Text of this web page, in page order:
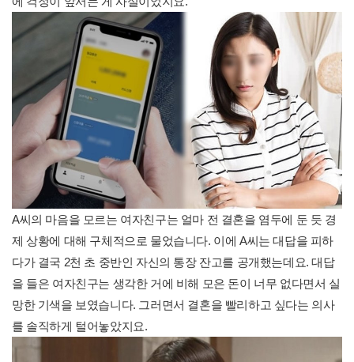
A씨의 마음을 모르는 여자친구는 얼마 전 결혼을 염두에 둔 듯 경
제 상황에 대해 구체적으로 물었습니다. 이에 A씨는 대답을 피하
다가 결국 2천 초 중반인 자신의 통장 잔고를 공개했는데요. 대답
을 들은 여자친구는 생각한 거에 비해 모은 돈이 너무 없다면서 실
망한 기색을 보였습니다. 그러면서 결혼을 빨리하고 싶다는 의사
를 솔직하게 털어놓았지요.